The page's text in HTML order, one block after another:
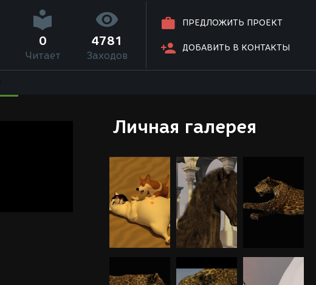
ПРЕДЛОЖИТЬ ПРОЕКТ
ДОБАВИТЬ В КОНТАКТЫ
0
Читает
4781
Заходов
Личная галерея